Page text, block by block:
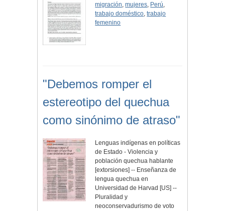
migración,mujeres, Perú,
trabajo doméstico,trabajo
femenino
"Debemos romper el
estereotipo del quechua
como sinónimo de atraso"
Lenguas indígenas en políticas
de Estado - Violencia y
población quechua hablante
[extorsiones] -- Enseñanza de
lengua quechua en
Universidad de Harvad [US] --
Pluralidad y
neoconservadurismo de voto